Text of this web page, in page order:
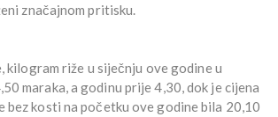
značajnom pritisku.
kilogram riže u siječnju ove godine u
maraka, a godinu prije 4,30, dok je cijena
bez kosti na početku ove godine bila 20,10